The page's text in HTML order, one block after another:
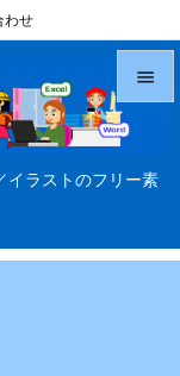
イラストのフリー素



わせ